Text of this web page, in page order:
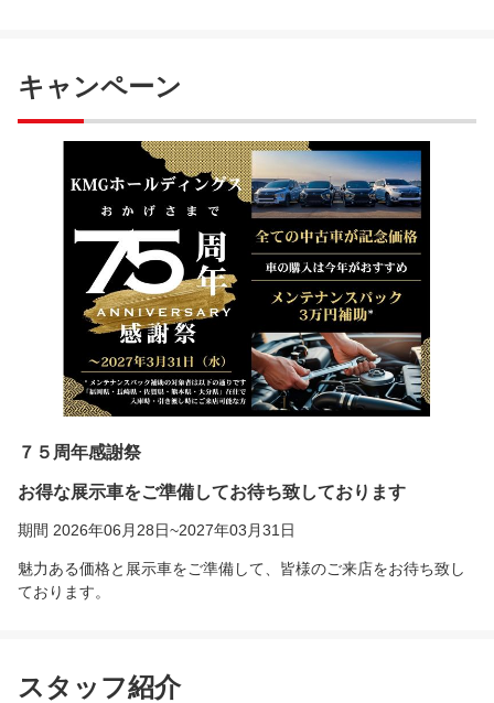
キャンペーン
７５周年感謝祭
お得な展示車をご準備してお待ち致しております
期間 2026年06月28日~2027年03月31日
魅力ある価格と展示車をご準備して、皆様のご来店をお待ち致し
ております。
スタッフ紹介